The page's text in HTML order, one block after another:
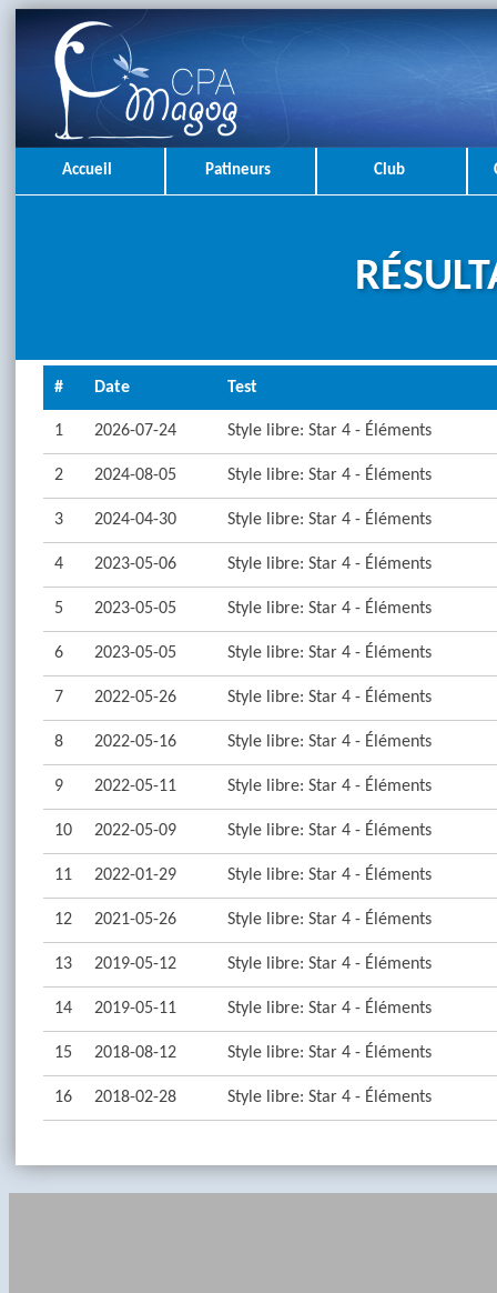
Accueil Patineurs Club
# Date Test
1 2026-07-24 Style libre: Star 4 - Éléments
2 2024-08-05 Style libre: Star 4 - Éléments
3 2024-04-30 Style libre: Star 4 - Éléments
4 2023-05-06 Style libre: Star 4 - Éléments
5 2023-05-05 Style libre: Star 4 - Éléments
6 2023-05-05 Style libre: Star 4 - Éléments
7 2022-05-26 Style libre: Star 4 - Éléments
8 2022-05-16 Style libre: Star 4 - Éléments
9 2022-05-11 Style libre: Star 4 - Éléments
10 2022-05-09 Style libre: Star 4 - Éléments
11 2022-01-29 Style libre: Star 4 - Éléments
12 2021-05-26 Style libre: Star 4 - Éléments
13 2019-05-12 Style libre: Star 4 - Éléments
14 2019-05-11 Style libre: Star 4 - Éléments
15 2018-08-12 Style libre: Star 4 - Éléments
16 2018-02-28 Style libre: Star 4 - Éléments